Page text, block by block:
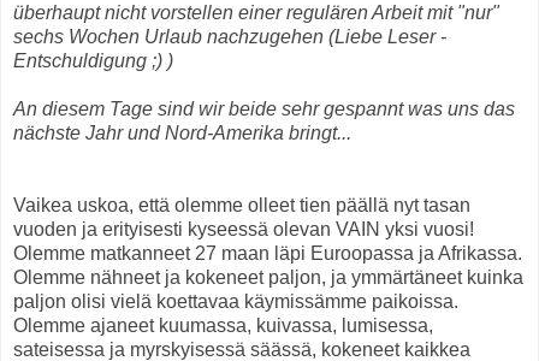
überhaupt nicht vorstellen einer regulären Arbeit mit "nur"
sechs Wochen Urlaub nachzugehen (Liebe Leser -
Entschuldigung ;) )
An diesem Tage sind wir beide sehr gespannt was uns das
nächste Jahr und Nord-Amerika bringt...
Vaikea uskoa, että olemme olleet tien päällä nyt tasan
vuoden ja erityisesti kyseessä olevan VAIN yksi vuosi!
Olemme matkanneet 27 maan läpi Euroopassa ja Afrikassa.
Olemme nähneet ja kokeneet paljon, ja ymmärtäneet kuinka
paljon olisi vielä koettavaa käymissämme paikoissa.
Olemme ajaneet kuumassa, kuivassa, lumisessa,
sateisessa ja myrskyisessä säässä, kokeneet kaikkea